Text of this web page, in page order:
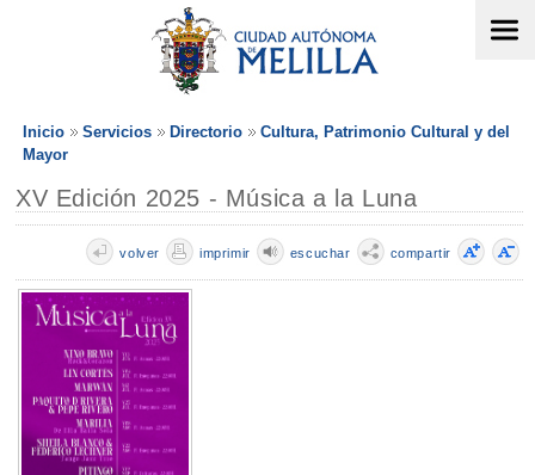
Inicio Servicios Directorio
Cultura, Patrimonio Cultural y del
Mayor
XV Edición 2025 - Música a la Luna
compartir
escuchar
imprimir
volver